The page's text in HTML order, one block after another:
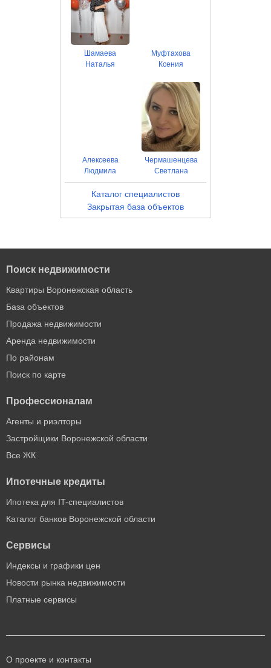
Шамаева
Наталья
Муфтахова
Ксения
Алексеева
Людмила
Чермашенцева
Светлана
Каталог специалистов
Закрытая база объектов
Поиск недвижимости
Квартиры Воронежская область
База объектов
Продажа недвижимости
Аренда недвижимости
По районам
Поиск по карте
Профессионалам
Агенты и риэлторы
Застройщики Воронежской области
Все ЖК
Ипотечные кредиты
Ипотека для IT-специалистов
Каталог банков Воронежской области
Сервисы
Индексы и графики цен
Новости рынка недвижимости
Платные сервисы
О проекте и контакты